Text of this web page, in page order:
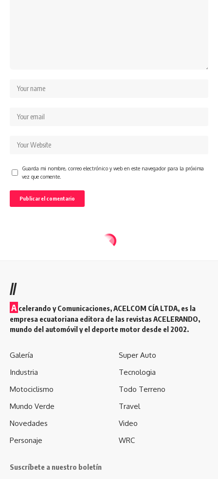
Guarda mi nombre, correo electrónico y web en este navegador para la próxima
vez que comente.
//
A celerando y Comunicaciones, ACELCOM CÍA LTDA, es la
empresa ecuatoriana editora de las revistas ACELERANDO,
mundo del automóvil y el deporte motor desde el 2002.
Galería
Industria
Motociclismo
Mundo Verde
Novedades
Personaje
Super Auto
Tecnologia
Todo Terreno
Travel
Video
WRC
Suscríbete a nuestro boletín